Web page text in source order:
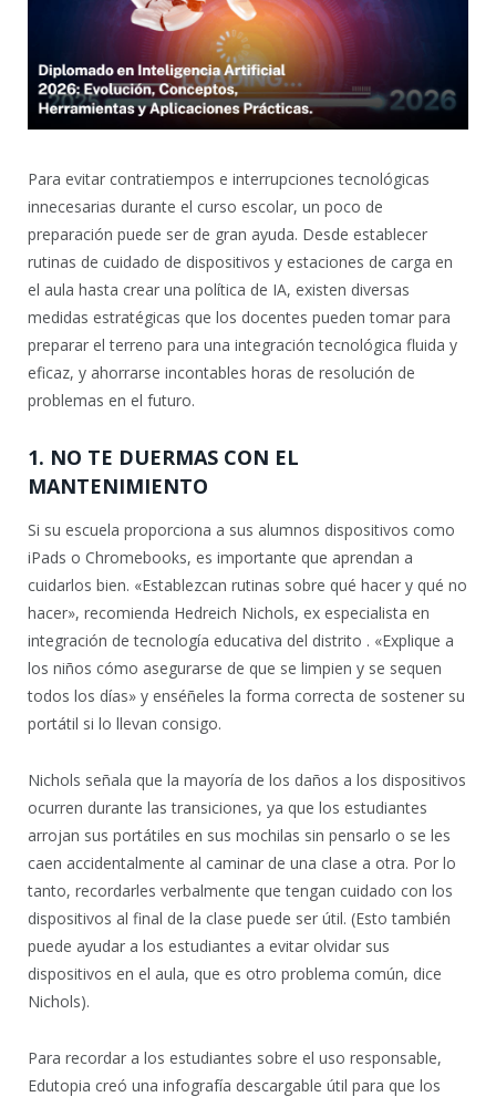
Para evitar contratiempos e interrupciones tecnológicas
innecesarias durante el curso escolar, un poco de
preparación puede ser de gran ayuda. Desde establecer
rutinas de cuidado de dispositivos y estaciones de carga en
el aula hasta crear una política de IA, existen diversas
medidas estratégicas que los docentes pueden tomar para
preparar el terreno para una integración tecnológica fluida y
eficaz, y ahorrarse incontables horas de resolución de
problemas en el futuro.
1. NO TE DUERMAS CON EL
MANTENIMIENTO
Si su escuela proporciona a sus alumnos dispositivos como
iPads o Chromebooks, es importante que aprendan a
cuidarlos bien. «Establezcan rutinas sobre qué hacer y qué no
hacer», recomienda Hedreich Nichols, ex especialista en
integración de tecnología educativa del distrito . «Explique a
los niños cómo asegurarse de que se limpien y se sequen
todos los días» y enséñeles la forma correcta de sostener su
portátil si lo llevan consigo.
Nichols señala que la mayoría de los daños a los dispositivos
ocurren durante las transiciones, ya que los estudiantes
arrojan sus portátiles en sus mochilas sin pensarlo o se les
caen accidentalmente al caminar de una clase a otra. Por lo
tanto, recordarles verbalmente que tengan cuidado con los
dispositivos al final de la clase puede ser útil. (Esto también
puede ayudar a los estudiantes a evitar olvidar sus
dispositivos en el aula, que es otro problema común, dice
Nichols).
Para recordar a los estudiantes sobre el uso responsable,
Edutopia creó una infografía descargable útil para que los